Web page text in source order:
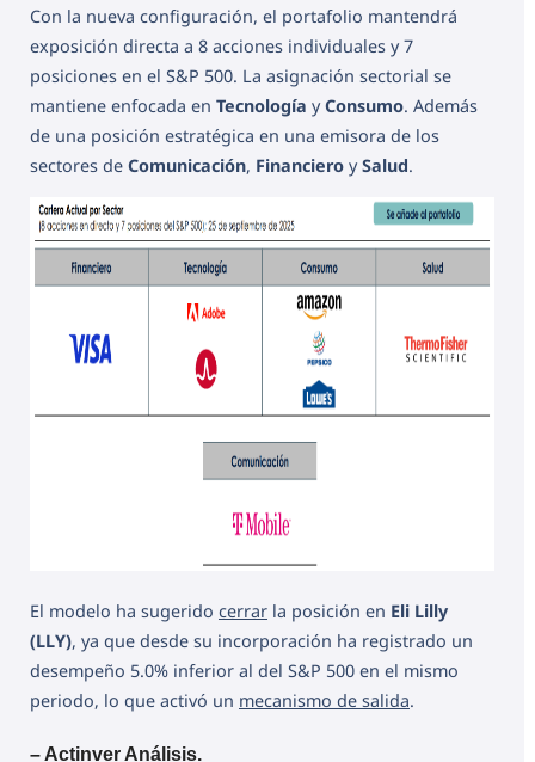
Con la nueva configuración, el portafolio mantendrá
exposición directa a 8 acciones individuales y 7
posiciones en el S&P 500. La asignación sectorial se
mantiene enfocada en Tecnología yConsumo. Además
de una posición estratégica en una emisora de los
sectores de Comunicación, Financiero ySalud.
El modelo ha sugerido cerrar la posición en Eli Lilly
(LLY), ya que desde su incorporación ha registrado un
desempeño 5.0% inferior al del S&P 500 en el mismo
periodo, lo que activó un mecanismo de salida.
– Actinver Análisis.